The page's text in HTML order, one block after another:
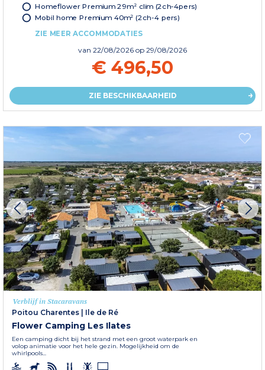
Homeflower Premium 29m² clim (2ch-4pers)
Mobil home Premium 40m² (2ch-4 pers)
ZIE MEER ACCOMMODATIES
van 22/08/2026 op 29/08/2026
€ 496,50
ZIE BESCHIKBAARHEID
Verblijf in Stacaravans
Poitou Charentes
Ile de Ré
Flower Camping Les Ilates
Een camping dicht bij het strand met een groot waterpark en
volop animatie voor het hele gezin. Mogelijkheid om de
whirlpools...